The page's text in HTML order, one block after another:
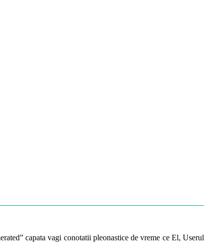
capata vagi conotatii pleonastice de vreme ce El,